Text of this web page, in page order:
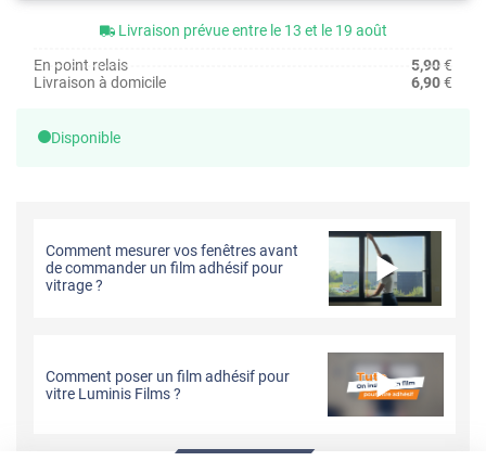
Livraison prévue entre le 13 et le 19 août
En point relais
5,90€
Livraison à domicile
6,90€
Disponible
Comment mesurer vos fenêtres avant
de commander un film adhésif pour
vitrage ?
Comment poser un film adhésif pour
vitre Luminis Films ?